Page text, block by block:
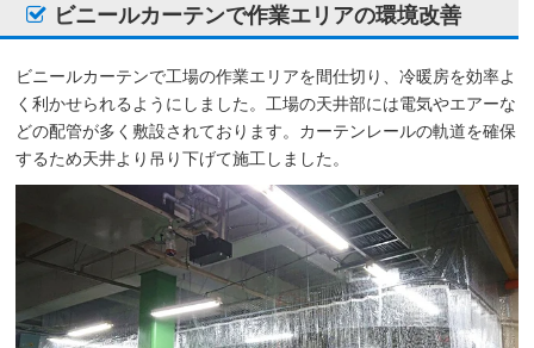
ビニールカーテンで作業エリアの環境改善
ビニールカーテンで工場の作業エリアを間仕切り、冷暖房を効率よ
く利かせられるようにしました。工場の天井部には電気やエアーな
どの配管が多く敷設されております。カーテンレールの軌道を確保
するため天井より吊り下げて施工しました。